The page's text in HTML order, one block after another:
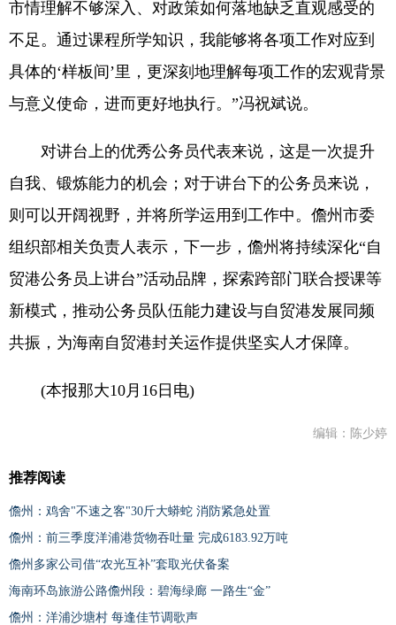
市情理解不够深入、对政策如何落地缺乏直观感受的
不足。通过课程所学知识，我能够将各项工作对应到
具体的‘样板间’里，更深刻地理解每项工作的宏观背景
与意义使命，进而更好地执行。”冯祝斌说。
对讲台上的优秀公务员代表来说，这是一次提升
自我、锻炼能力的机会；对于讲台下的公务员来说，
则可以开阔视野，并将所学运用到工作中。儋州市委
组织部相关负责人表示，下一步，儋州将持续深化“自
贸港公务员上讲台”活动品牌，探索跨部门联合授课等
新模式，推动公务员队伍能力建设与自贸港发展同频
共振，为海南自贸港封关运作提供坚实人才保障。
(本报那大10月16日电)
编辑：陈少婷
推荐阅读
儋州：鸡舍"不速之客"30斤大蟒蛇 消防紧急处置
儋州：前三季度洋浦港货物吞吐量 完成6183.92万吨
儋州多家公司借“农光互补”套取光伏备案
海南环岛旅游公路儋州段：碧海绿廊 一路生“金”
儋州：洋浦沙塘村 每逢佳节调歌声